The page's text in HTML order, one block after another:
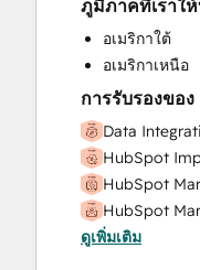
ภูมิภาคที่เราใ
อเมริกาใต้
อเมริกาเหนือ
การรับรองขอ
Data
HubSpot
HubSpot
HubSpot
HubSpot
ดูเพิ่มเติม